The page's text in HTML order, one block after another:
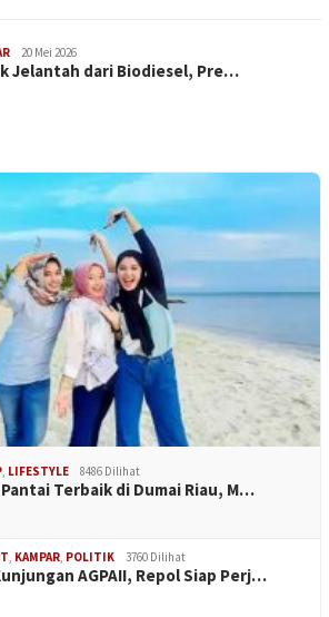
20 Mei 2026
Jelantah dari Biodiesel, Pre…
LIFESTYLE 8486 Dilihat
Terbaik di Dumai Riau, M…
KAMPAR POLITIK 3760 Dilihat
AGPAII, Repol Siap Perj…